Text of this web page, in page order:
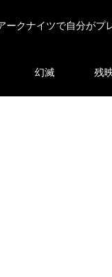
ークナイツで自分がプ
幻滅 残